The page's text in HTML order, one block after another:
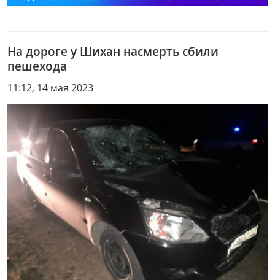
На дороге у Шихан насмерть сбили
пешехода
11:12, 14 мая 2023